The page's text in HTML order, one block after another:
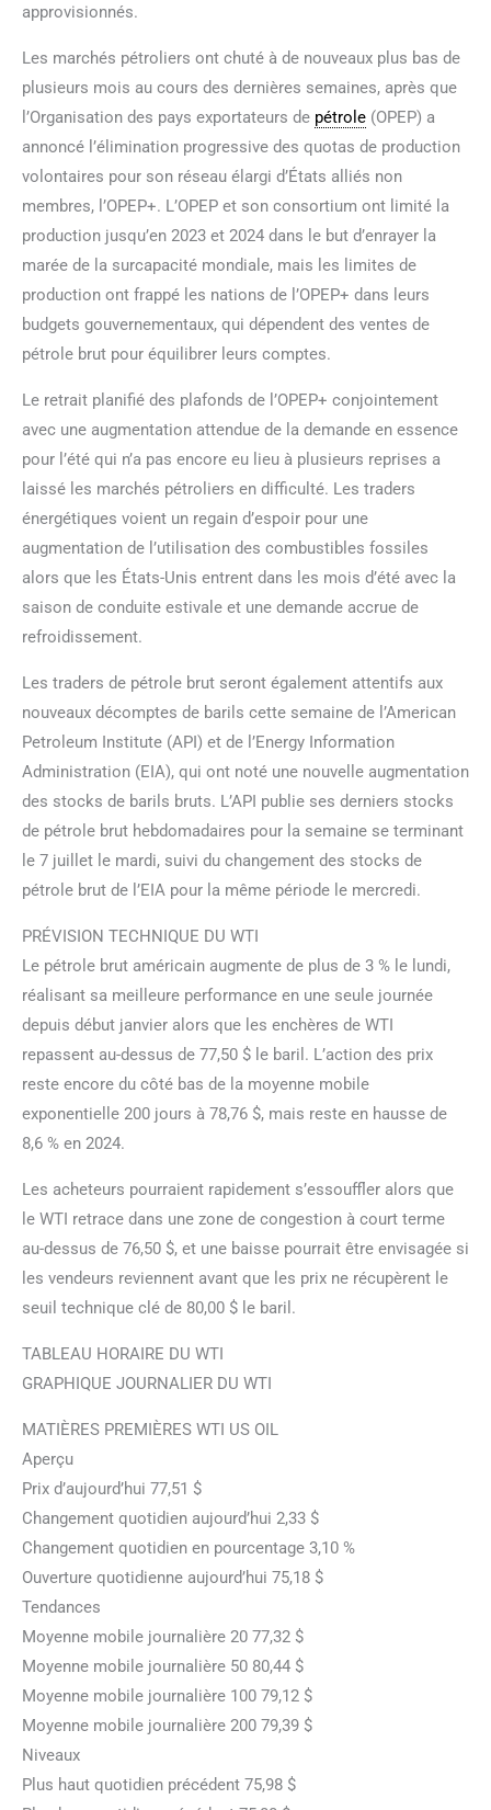
approvisionnés.
Les marchés pétroliers ont chuté à de nouveaux plus bas de
plusieurs mois au cours des dernières semaines, après que
l’Organisation des pays exportateurs de pétrole (OPEP) a
annoncé l’élimination progressive des quotas de production
volontaires pour son réseau élargi d’États alliés non
membres, l’OPEP+. L’OPEP et son consortium ont limité la
production jusqu’en 2023 et 2024 dans le but d’enrayer la
marée de la surcapacité mondiale, mais les limites de
production ont frappé les nations de l’OPEP+ dans leurs
budgets gouvernementaux, qui dépendent des ventes de
pétrole brut pour équilibrer leurs comptes.
Le retrait planifié des plafonds de l’OPEP+ conjointement
avec une augmentation attendue de la demande en essence
pour l’été qui n’a pas encore eu lieu à plusieurs reprises a
laissé les marchés pétroliers en difficulté. Les traders
énergétiques voient un regain d’espoir pour une
augmentation de l’utilisation des combustibles fossiles
alors que les États-Unis entrent dans les mois d’été avec la
saison de conduite estivale et une demande accrue de
refroidissement.
Les traders de pétrole brut seront également attentifs aux
nouveaux décomptes de barils cette semaine de l’American
Petroleum Institute (API) et de l’Energy Information
Administration (EIA), qui ont noté une nouvelle augmentation
des stocks de barils bruts. L’API publie ses derniers stocks
de pétrole brut hebdomadaires pour la semaine se terminant
le 7 juillet le mardi, suivi du changement des stocks de
pétrole brut de l’EIA pour la même période le mercredi.
PRÉVISION TECHNIQUE DU WTI
Le pétrole brut américain augmente de plus de 3 % le lundi,
réalisant sa meilleure performance en une seule journée
depuis début janvier alors que les enchères de WTI
repassent au-dessus de 77,50 $ le baril. L’action des prix
reste encore du côté bas de la moyenne mobile
exponentielle 200 jours à 78,76 $, mais reste en hausse de
8,6 % en 2024.
Les acheteurs pourraient rapidement s’essouffler alors que
le WTI retrace dans une zone de congestion à court terme
au-dessus de 76,50 $, et une baisse pourrait être envisagée si
les vendeurs reviennent avant que les prix ne récupèrent le
seuil technique clé de 80,00 $ le baril.
TABLEAU HORAIRE DU WTI
GRAPHIQUE JOURNALIER DU WTI
MATIÈRES PREMIÈRES WTI US OIL
Aperçu
Prix d’aujourd’hui 77,51 $
Changement quotidien aujourd’hui 2,33 $
Changement quotidien en pourcentage 3,10 %
Ouverture quotidienne aujourd’hui 75,18 $
Tendances
Moyenne mobile journalière 20 77,32 $
Moyenne mobile journalière 50 80,44 $
Moyenne mobile journalière 100 79,12 $
Moyenne mobile journalière 200 79,39 $
Niveaux
Plus haut quotidien précédent 75,98 $